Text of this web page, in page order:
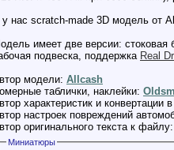
нас scratch-made 3D модель от
имеет две версии: стоковая
подвеска, поддержка Real
модели: Allcash
таблички, наклейки:
характеристик и конвертации
настроек повреждений
оригинального текста к
Миниатюры